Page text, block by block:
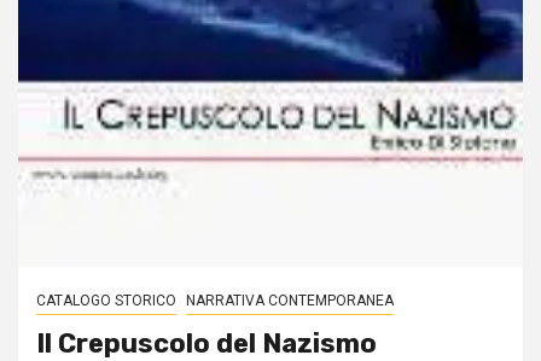
CATALOGO STORICO NARRATIVA CONTEMPORANEA
Il Crepuscolo del Nazismo